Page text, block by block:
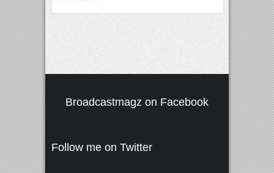
Broadcastmagz on Facebook
Follow me on Twitter